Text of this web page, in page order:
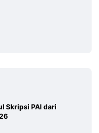
Skripsi PAI dari